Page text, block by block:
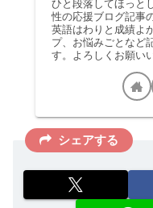
ひと段落してほっと
性の応援ブログ記事
英語はわりと成績よ
プ、お悩みごとなど
す。よろしくお願い
シェアする